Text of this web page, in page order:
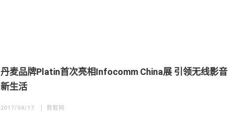
丹麦品牌Platin首次亮相Infocomm China展 引领无线影音
新生活
2017/04/17 数智网